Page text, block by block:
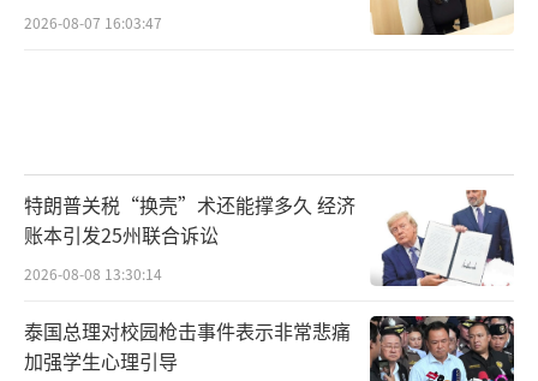
2026-08-07 16:03:47
特朗普关税“换壳”术还能撑多久 经济
账本引发25州联合诉讼
2026-08-08 13:30:14
泰国总理对校园枪击事件表示非常悲痛
加强学生心理引导